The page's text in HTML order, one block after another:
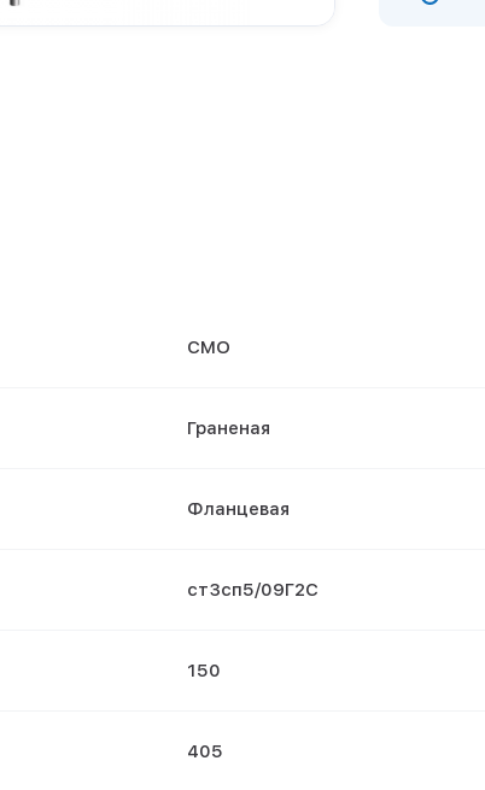
СМО
Граненая
Фланцевая
ст3сп5/09Г2С
150
405